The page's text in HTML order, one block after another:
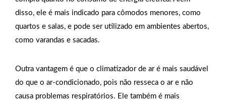
disso, ele é mais indicado para cômodos menores, como
quartos e salas, e pode ser utilizado em ambientes abertos,
como varandas e sacadas.
Outra vantagem é que o climatizador de ar é mais saudável
do que o ar-condicionado, pois não resseca o ar e não
causa problemas respiratórios. Ele também é mais